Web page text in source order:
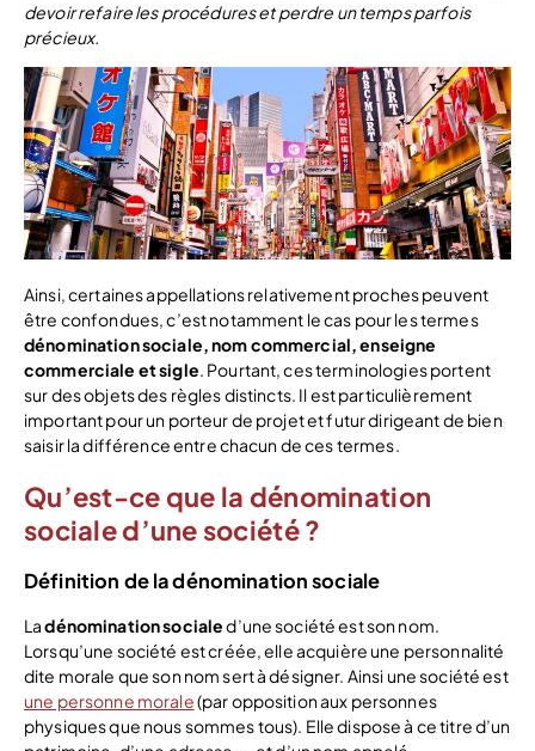
devoir refaire les procédures et perdre un temps parfois
précieux.
Ainsi, certaines appellations relativement proches peuvent
être confondues, c’est notamment le cas pour les termes
dénominationsociale, nom commercial, enseigne
commerciale et sigle. Pourtant, ces terminologies portent
sur des objets des règles distincts. Il est particulièrement
important pour un porteur de projet et futur dirigeant de bien
saisir la différence entre chacun de ces termes.
Qu’est-ce que la dénomination
sociale d’une société ?
Définition de la dénomination sociale
Ladénomination socialed’une société est son nom.
Lorsqu’une société est créée, elle acquière une personnalité
dite morale que son nom sert à désigner. Ainsi une société est
une personne morale(par opposition aux personnes
physiques que nous sommes tous). Elle dispose à ce titre d’un